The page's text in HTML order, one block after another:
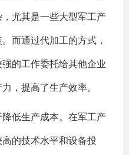
尤其是一些大型军工产
而通过代加工的方式，
的工作委托给其他企业
，提高了生产效率。
低生产成本。在军工产
的技术水平和设备投